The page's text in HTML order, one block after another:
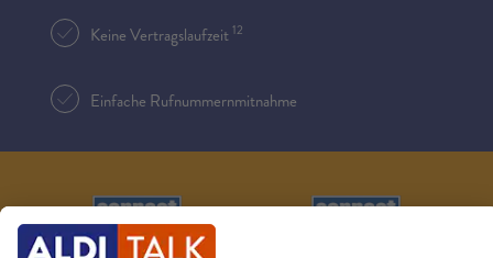
Keine Vertragslaufzeit 12
Einfache Rufnummernmitnahme